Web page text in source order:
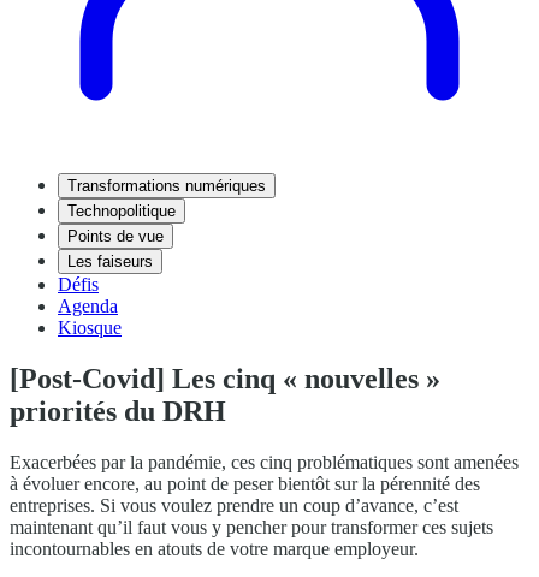
Transformations numériques
Technopolitique
Points de vue
Les faiseurs
Défis
Agenda
Kiosque
[Post-Covid] Les cinq « nouvelles »
priorités du DRH
Exacerbées par la pandémie, ces cinq problématiques sont amenées
à évoluer encore, au point de peser bientôt sur la pérennité des
entreprises. Si vous voulez prendre un coup d’avance, c’est
maintenant qu’il faut vous y pencher pour transformer ces sujets
incontournables en atouts de votre marque employeur.